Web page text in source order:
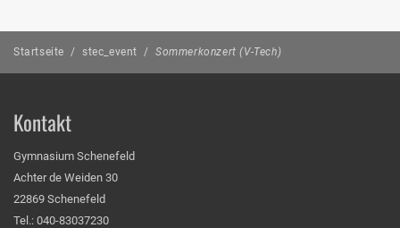
Startseite / stec_event / Sommerkonzert (V-Tech)
Kontakt
Gymnasium Schenefeld
Achter de Weiden 30
22869 Schenefeld
Tel.: 040-83037230